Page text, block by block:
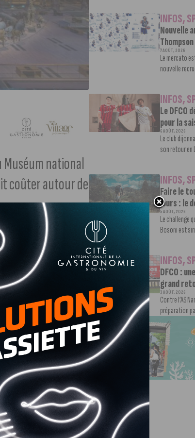
national
coûter autour de
à Dijon. En effet,
confrères de
heureux que ce soit à
Rebsamen auprès de
. Les élus de la ville ne
déposéesauprès du
INFOS,
Nouvelle
7 AOÛT, 2026
Le mercato
nouvelle
INFOS,
Le DFCO
pour la
6 AOÛT, 2026
Le club
son retour en
INFOS,
Faire le
jours : le
5 AOÛT, 2026
Le challenge
Bosoni est
INFOS,
DFCO :
grand
3 AOÛT, 2026
Contre l’AS
préparation